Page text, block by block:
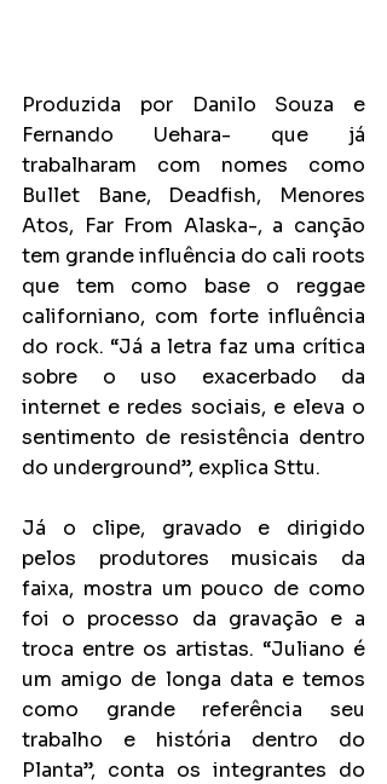
Produzida por Danilo Souza e
Fernando Uehara- que já
trabalharam com nomes como
Bullet Bane, Deadfish, Menores
Atos, Far From Alaska-, a canção
tem grande influência do cali roots
que tem como base o reggae
californiano, com forte influência
do rock. “Já a letra faz uma crítica
sobre o uso exacerbado da
internet e redes sociais, e eleva o
sentimento de resistência dentro
do underground”, explica Sttu.
Já o clipe, gravado e dirigido
pelos produtores musicais da
faixa, mostra um pouco de como
foi o processo da gravação e a
troca entre os artistas. “Juliano é
um amigo de longa data e temos
como grande referência seu
trabalho e história dentro do
Planta”, conta os integrantes do